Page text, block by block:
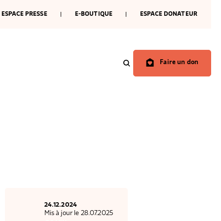
ESPACE PRESSE E-BOUTIQUE ESPACE DONATEUR
Faire un don
24.12.2024
Mis à jour le 28.07.2025